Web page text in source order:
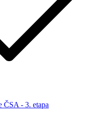
ČSA - 3. etapa